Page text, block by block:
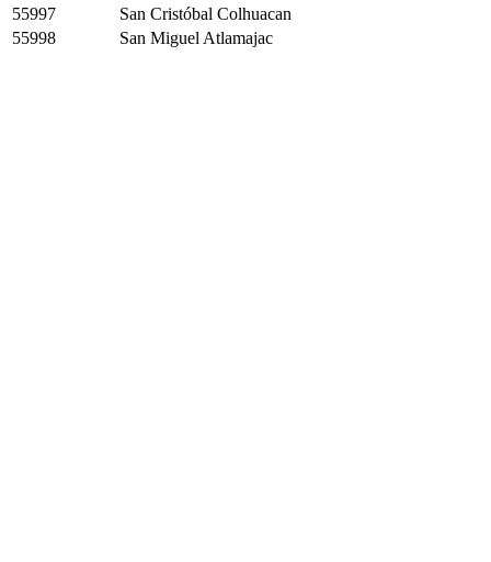
55997
San Cristóbal Colhuacan
55998
San Miguel Atlamajac